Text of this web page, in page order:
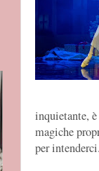
inquietante,
magiche
per